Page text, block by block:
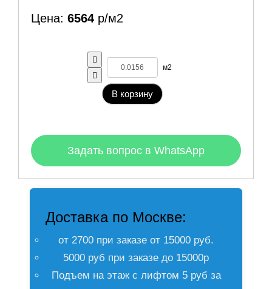
Цена: 6564 р/м2
м2
В корзину
Задать вопрос в WhatsApp
Доставка по Москве:
от 2700 при заказе от 15000 руб.
5000 руб при заказе до 15000р
Подъем на этаж с лифтом 5 руб за